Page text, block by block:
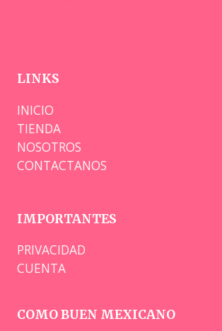
LINKS
INICIO
TIENDA
NOSOTROS
CONTACTANOS
IMPORTANTES
PRIVACIDAD
CUENTA
COMO BUEN MEXICANO